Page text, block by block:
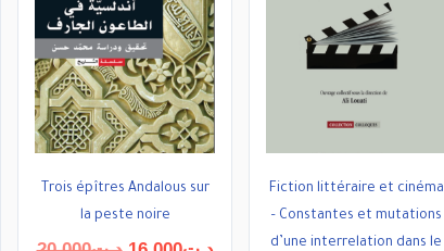
Trois épîtres Andalous sur
la peste noire
Fiction littéraire et cinéma
– Constantes et mutations
d’une interrelation dans le